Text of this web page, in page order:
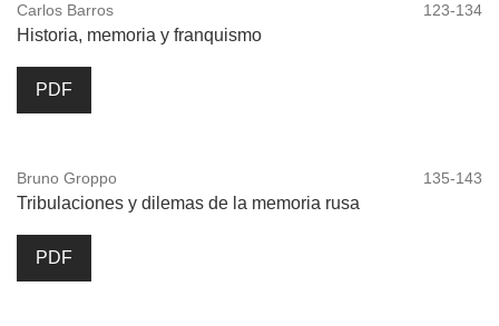
Carlos Barros 123-134
Historia, memoria y franquismo
PDF
Bruno Groppo 135-143
Tribulaciones y dilemas de la memoria rusa
PDF